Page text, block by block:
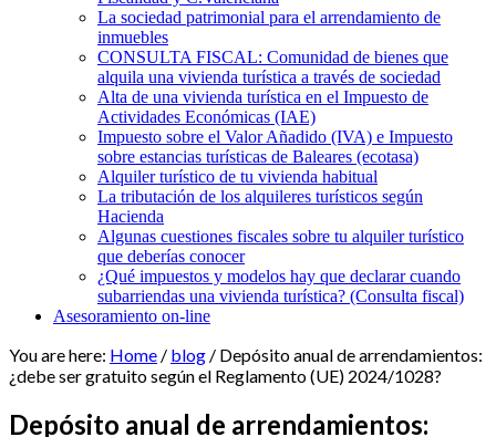
La sociedad patrimonial para el arrendamiento de
inmuebles
CONSULTA FISCAL: Comunidad de bienes que
alquila una vivienda turística a través de sociedad
Alta de una vivienda turística en el Impuesto de
Actividades Económicas (IAE)
Impuesto sobre el Valor Añadido (IVA) e Impuesto
sobre estancias turísticas de Baleares (ecotasa)
Alquiler turístico de tu vivienda habitual
La tributación de los alquileres turísticos según
Hacienda
Algunas cuestiones fiscales sobre tu alquiler turístico
que deberías conocer
¿Qué impuestos y modelos hay que declarar cuando
subarriendas una vivienda turística? (Consulta fiscal)
Asesoramiento on-line
You are here: Home / blog / Depósito anual de arrendamientos:
¿debe ser gratuito según el Reglamento (UE) 2024/1028?
Depósito anual de arrendamientos: